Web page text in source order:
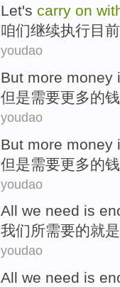
Let's carry on
咱们继续执行目前
youdao
But more money
但是需要更多的钱
youdao
But more money
但是需要更多的钱
youdao
All we need is
我们所需要的就是
youdao
All we need is